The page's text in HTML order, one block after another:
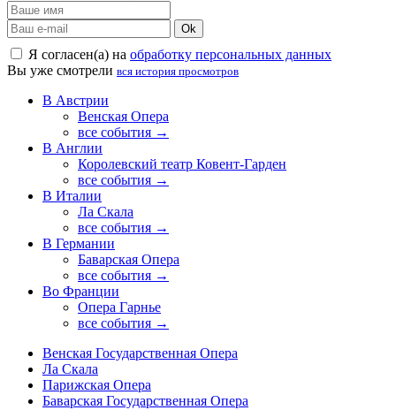
Ok
Я согласен(а) на обработку персональных данных
Вы уже смотрели вся история просмотров
В Австрии
Венская Опера
все события →
В Англии
Королевский театр Ковент-Гарден
все события →
В Италии
Ла Скала
все события →
В Германии
Баварская Опера
все события →
Во Франции
Опера Гарнье
все события →
Венская Государственная Опера
Ла Скала
Парижская Опера
Баварская Государственная Опера